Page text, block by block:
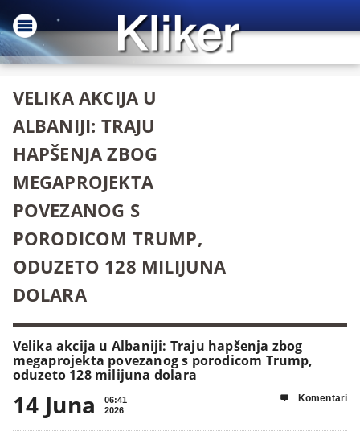
VELIKA AKCIJA U
ALBANIJI: TRAJU
HAPŠENJA ZBOG
MEGAPROJEKTA
POVEZANOG S
PORODICOM TRUMP,
ODUZETO 128 MILIJUNA
DOLARA
Velika akcija u Albaniji: Traju hapšenja zbog
megaprojekta povezanog s porodicom Trump,
oduzeto 128 milijuna dolara
14 Juna
06:41
2026
 Komentari